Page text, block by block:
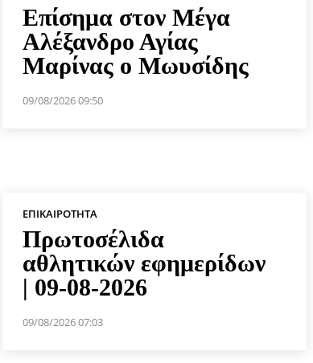
Επίσημα στον Μέγα
Αλέξανδρο Αγίας
Μαρίνας ο Μωυσίδης
09/08/2026 09:50
ΕΠΙΚΑΙΡΌΤΗΤΑ
Πρωτοσέλιδα
αθλητικών εφημερίδων
| 09-08-2026
09/08/2026 07:03